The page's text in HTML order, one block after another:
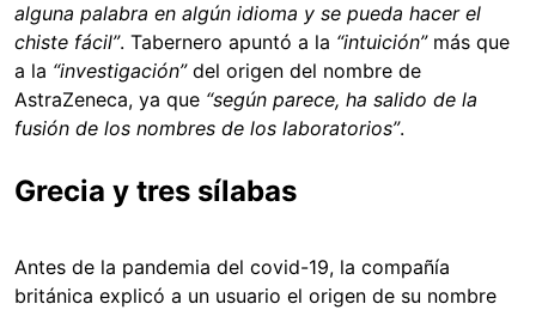
alguna palabra en algún idioma y se pueda hacer el
chiste fácil”. Tabernero apuntó a la “intuición”más que
a la “investigación”del origen del nombre de
AstraZeneca, ya que “según parece, ha salido de la
fusión de los nombres de los laboratorios”.
Grecia y tres sílabas
Antes de la pandemia del covid-19, la compañía
británica explicó a un usuario el origen de su nombre